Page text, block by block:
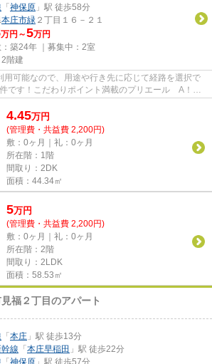
「 神保原 」駅 徒歩58分
本庄市緑 ２丁目１６－２１
万円～5万円
築24年 ｜募集中： 2室
階建
用可能なので、用途や行き先に応じて経路を選択で
です！こだわりポイント満載のプリエール A！で
4.45万円
(管理費・共益費 2,200円)
敷：0ヶ月｜礼：0ヶ月
所在階：1階
間取り：2DK
面積：44.34㎡
5万円
(管理費・共益費 2,200円)
敷：0ヶ月｜礼：0ヶ月
所在階：2階
間取り：2LDK
面積：58.53㎡
福２丁目のアパート
「 本庄 」駅 徒歩13分
線 「 本庄早稲田 」駅 徒歩22分
「 神保原 」駅 徒歩57分